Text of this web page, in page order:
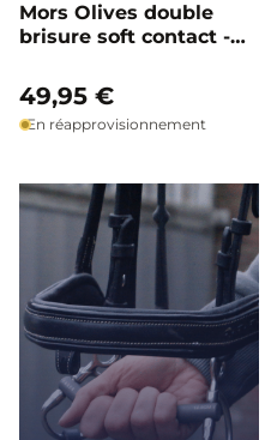
Mors Olives double
brisure soft contact -
49,95 €
En réapprovisionnement